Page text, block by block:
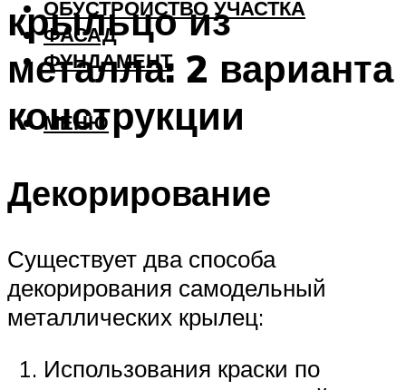
ОБУСТРОЙСТВО УЧАСТКА
ФАСАД
ФУНДАМЕНТ
МЕНЮ
крыльцо из
металла: 2 варианта
конструкции
Декорирование
Существует два способа
декорирования самодельный
металлических крылец:
Использования краски по